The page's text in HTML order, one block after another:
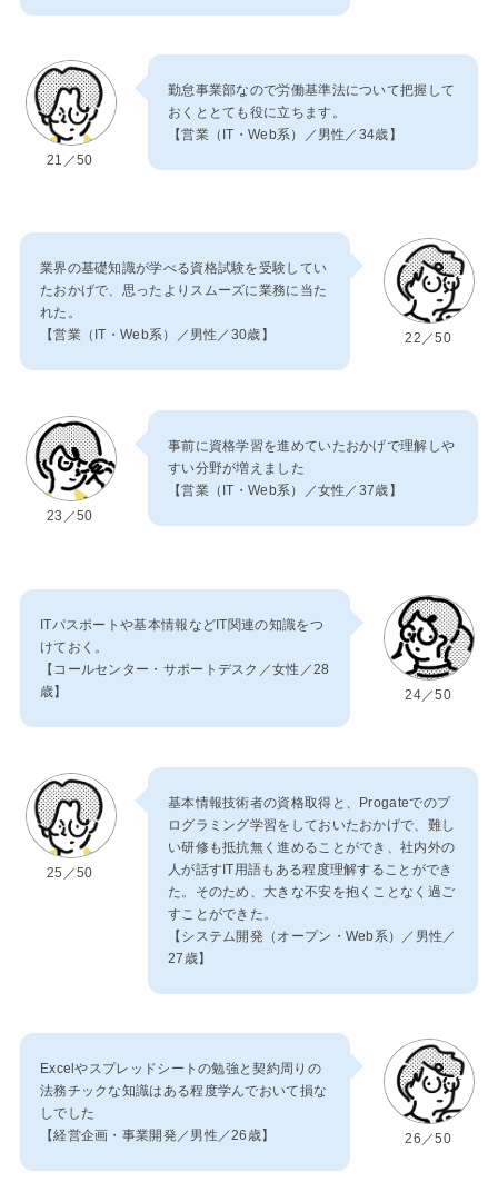
21／50
勤怠事業部なので労働基準法について把握して
おくととても役に立ちます。
【営業（IT・Web系）／男性／34歳】
業界の基礎知識が学べる資格試験を受験してい
たおかげで、思ったよりスムーズに業務に当た
れた。
【営業（IT・Web系）／男性／30歳】
22／50
23／50
事前に資格学習を進めていたおかげで理解しや
すい分野が増えました
【営業（IT・Web系）／女性／37歳】
ITパスポートや基本情報などIT関連の知識をつ
けておく。
【コールセンター・サポートデスク／女性／28
歳】
24／50
25／50
基本情報技術者の資格取得と、Progateでのプ
ログラミング学習をしておいたおかげで、難し
い研修も抵抗無く進めることができ、社内外の
人が話すIT用語もある程度理解することができ
た。そのため、大きな不安を抱くことなく過ご
すことができた。
【システム開発（オープン・Web系）／男性／
27歳】
Excelやスプレッドシートの勉強と契約周りの
法務チックな知識はある程度学んでおいて損な
しでした
【経営企画・事業開発／男性／26歳】
26／50